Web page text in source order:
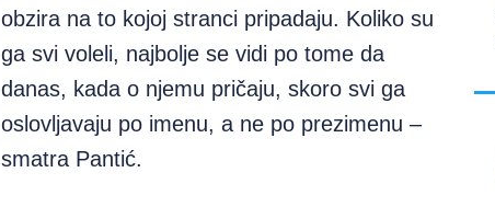
obzira na to kojoj stranci pripadaju. Koliko su
ga svi voleli, najbolje se vidi po tome da
danas, kada o njemu pričaju, skoro svi ga
oslovljavaju po imenu, a ne po prezimenu –
smatra Pantić.